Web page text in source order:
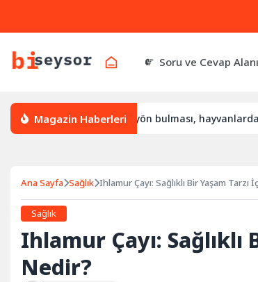
Soru ve Cevap Alanı
Magazin Haberleri
bulur, leylek yön bulması, hayvanlarda yön
Ana Sayfa Sağlık Ihlamur Çayı: Sağlıklı Bir Yaşam
Sağlık
Ihlamur Çayı:
Nedir?